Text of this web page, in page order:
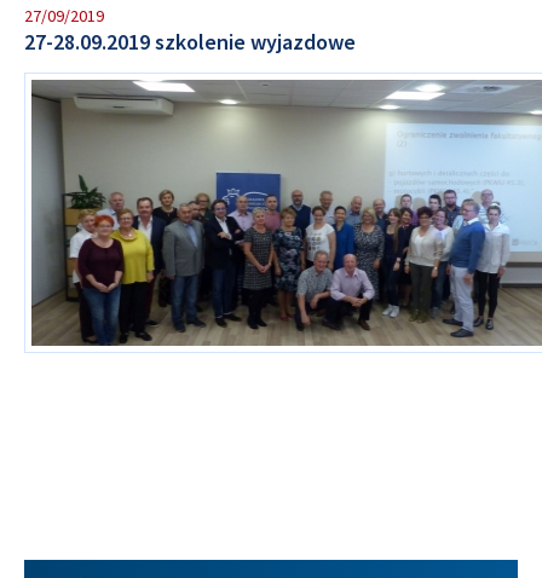
27/09/2019
27-28.09.2019 szkolenie wyjazdowe